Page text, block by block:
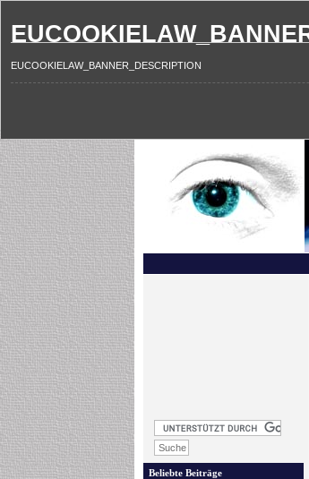
EUCOOKIELAW_BANNER_DESCRIPTION
Beliebte Beiträge